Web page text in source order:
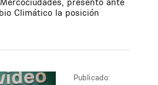
Climático la posición
Publicado: